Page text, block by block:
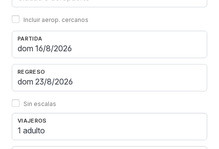
Incluir aerop. cercanos
PARTIDA
REGRESO
Sin escalas
VIAJEROS
1 adulto